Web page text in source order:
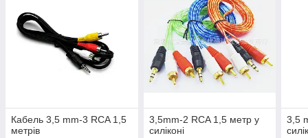
Кабель 3,5 mm-3 RCA 1,5
метрів
3,5mm-2 RCA 1,5 метр у
силіконі
3,5